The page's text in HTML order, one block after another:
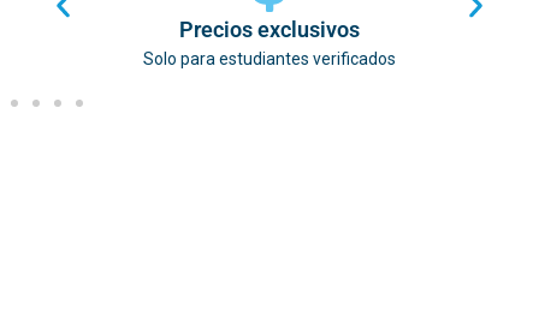
Precios exclusivos
Solo para estudiantes verificados